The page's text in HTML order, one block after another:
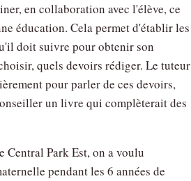
en collaboration avec l'élève, ce
éducation. Cela permet d'établir les
doit suivre pour obtenir son
quels devoirs rédiger. Le tuteur
pour parler de ces devoirs,
un livre qui complèterait des
Central Park Est, on a voulu
pendant les 6 années de